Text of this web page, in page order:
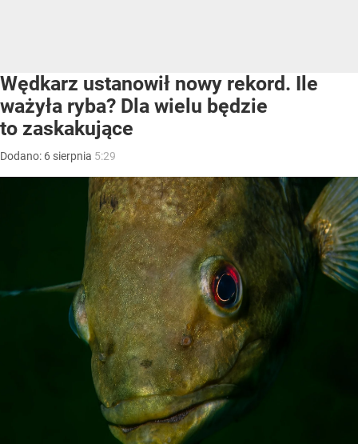
Wędkarz ustanowił nowy rekord. Ile
ważyła ryba? Dla wielu będzie
to zaskakujące
Dodano: 6 sierpnia 5:29